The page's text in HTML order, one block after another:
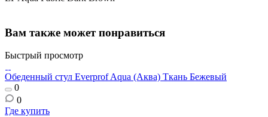
Вам также может понравиться
Быстрый просмотр
Обеденный стул Everprof Aqua (Аква) Ткань Бежевый
0
0
Где купить